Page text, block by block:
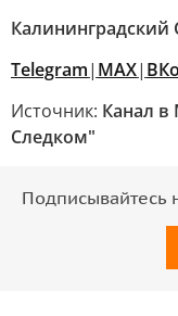
Калининградский
Telegram| МАХ|
Источник: Канал в
Следком"
Подписывайтесь